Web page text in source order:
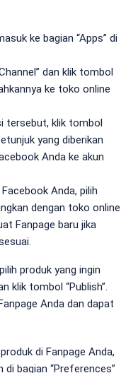
ke bagian “Apps” di
dan klik tombol
ke toko online
tersebut, klik tombol
yang diberikan
Anda ke akun
Anda, pilih
dengan toko online
Fanpage baru jika
produk yang ingin
klik tombol “Publish”.
Anda dan dapat
di Fanpage Anda,
bagian “Preferences”